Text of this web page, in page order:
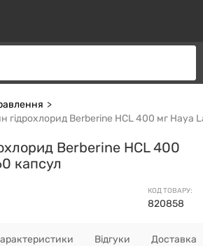
гідрохлорид Berberine HCL 400 мг Haya
Berberine HCL 400
капсул
КОД ТОВАРУ:
820858
Відгуки Доставка